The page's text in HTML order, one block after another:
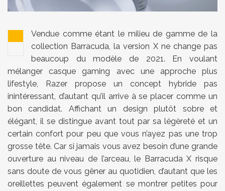
Vendue comme étant le milieu de gamme de la
collection Barracuda, la version X ne change pas
beaucoup du modèle de 2021. En voulant
mélanger casque gaming avec une approche plus
lifestyle, Razer propose un concept hybride pas
inintéressant, d’autant qu’il arrive à se placer comme un
bon candidat. Affichant un design plutôt sobre et
élégant, il se distingue avant tout par sa légèreté et un
certain confort pour peu que vous n’ayez pas une trop
grosse tête. Car si jamais vous avez besoin d’une grande
ouverture au niveau de l’arceau, le Barracuda X risque
sans doute de vous gêner au quotidien, d’autant que les
oreillettes peuvent également se montrer petites pour